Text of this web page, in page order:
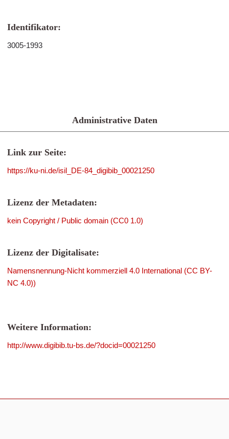
Identifikator:
3005-1993
Administrative Daten
Link zur Seite:
https://ku-ni.de/isil_DE-84_digibib_00021250
Lizenz der Metadaten:
kein Copyright / Public domain (CC0 1.0)
Lizenz der Digitalisate:
Namensnennung-Nicht kommerziell 4.0 International (CC BY-
NC 4.0))
Weitere Information:
http://www.digibib.tu-bs.de/?docid=00021250